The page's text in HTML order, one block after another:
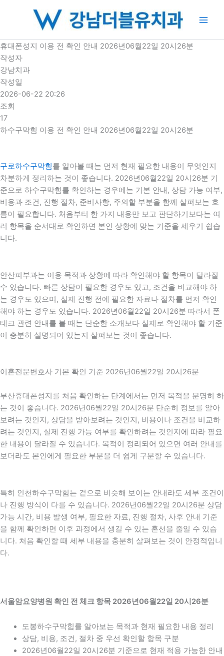
로
건
너
뛰
기
휴대폰성지 이용 전 확인 안내 2026년06월22일 20시26분
작성자
강남치과
작성일
2026-06-22 20:26
조회
17
하수구막힘 이용 전 확인 안내 2026년06월22일 20시26분
구로하수구막힘를 알아볼 때는 먼저 현재 필요한 내용이 무엇인지
차분하게 정리하는 것이 좋습니다. 2026년06월22일 20시26분 기
준으로 하수구막힘를 확인하는 경우에는 기본 안내, 상담 가능 여부,
비용과 조건, 진행 절차, 준비사항, 주의할 부분을 함께 살펴보는 흐
름이 필요합니다. 처음부터 한 가지 내용만 보고 판단하기보다는 여
러 항목을 순서대로 확인하면 본인 상황에 맞는 기준을 세우기 쉽습
니다.
안산피부과는 이용 목적과 상황에 따라 확인해야 할 항목이 달라질
수 있습니다. 빠른 상담이 필요한 경우도 있고, 조건을 비교해야 하
는 경우도 있으며, 실제 진행 전에 필요한 자료나 절차를 먼저 확인
해야 하는 경우도 있습니다. 2026년06월22일 20시26분 따라서 폰
테크 관련 안내를 볼 때는 단순한 소개보다 실제로 확인해야 할 기준
이 충분히 설명되어 있는지 살펴보는 것이 좋습니다.
이혼전문변호사 기본 확인 기준 2026년06월22일 20시26분
부산휴대폰성지를 처음 확인하는 단계에서는 먼저 목적을 분명히 하
는 것이 좋습니다. 2026년06월22일 20시26분 단순히 정보를 알아
보려는 것인지, 상담을 받아보려는 것인지, 비용이나 조건을 비교하
려는 것인지, 실제 진행 가능 여부를 확인하려는 것인지에 따라 필요
한 내용이 달라질 수 있습니다. 목적이 정리되어 있으면 여러 안내를
보더라도 본인에게 필요한 부분을 더 쉽게 구분할 수 있습니다.
특히 인천하수구막힘는 겉으로 비슷해 보이는 안내라도 세부 조건이
나 진행 방식이 다를 수 있습니다. 2026년06월22일 20시26분 상담
가능 시간, 비용 발생 여부, 필요한 자료, 진행 절차, 사후 안내 기준
을 함께 확인하면 이후 과정에서 생길 수 있는 혼선을 줄일 수 있습
니다. 처음 확인할 때 세부 내용을 충분히 살펴보는 것이 안정적입니
다.
서울암요양병원 확인 전 체크 항목 2026년06월22일 20시26분
도봉하수구막힘를 알아보는 목적과 현재 필요한 내용 정리
상담, 비용, 조건, 절차 중 우선 확인할 항목 구분
2026년06월22일 20시26분 기준으로 현재 적용 가능한 안내